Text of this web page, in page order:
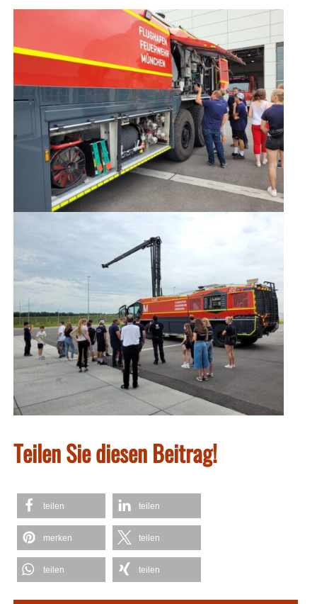
Teilen Sie diesen Beitrag!
teilen teilen
merken teilen
teilen teilen